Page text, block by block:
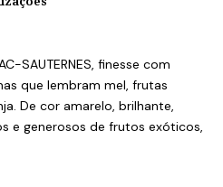
SAUTERNES, finesse com
que lembram mel, frutas
De cor amarelo, brilhante,
e generosos de frutos exóticos,